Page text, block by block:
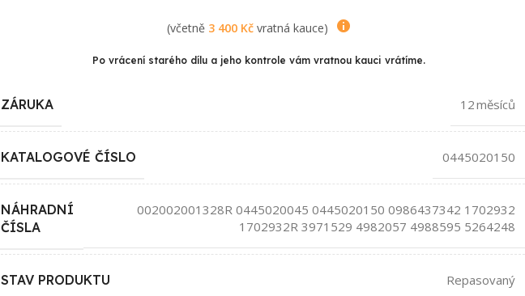
(včetně 3 400 Kčvratná kauce)
Po vrácení starého dílu a jeho kontrole vám vratnou kauci vrátíme.
ZÁRUKA 12 měsíců
KATALOGOVÉ ČÍSLO 0445020150
NÁHRADNÍ
ČÍSLA
002002001328R 0445020045 0445020150 0986437342 1702932
1702932R 3971529 4982057 4988595 5264248
STAV PRODUKTU Repasovaný